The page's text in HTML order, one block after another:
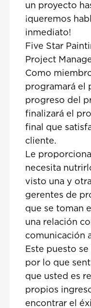
un proyecto
¡queremos
inmediato!
Five Star
Project
Como
programará el
progreso del
finalizará el
final que
cliente.
Le
necesita
visto una y
gerentes de
que se toman
una relación
comunicación
Este puesto se
por lo que
que usted es
propios
encontrar el